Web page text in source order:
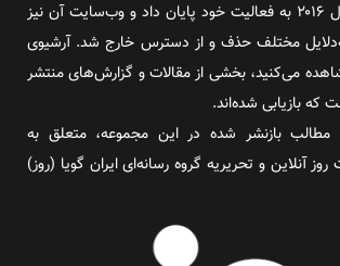
۲۵۰۰ شماره، در سال ۲۰۱۶ به فعالیت خود پایان داد و وب‌سایت آن نیز
مختلف حذف و از دسترس خارج شد. آرشیوی
می‌کنید، بخشی از مقالات و گزارش‌های منتشر
که بازیابی شده‌اند.
بازنشر شده در این مجموعه، متعلق به
آنلاین و تحریریه گروه رسانه‌ای ایران گویا (روز)